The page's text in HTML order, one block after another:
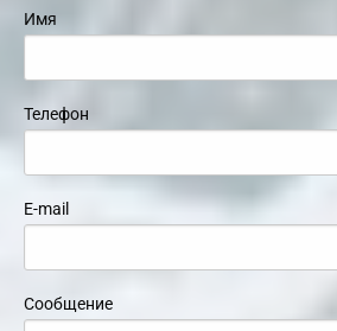
Имя
Телефон
E-mail
Сообщение